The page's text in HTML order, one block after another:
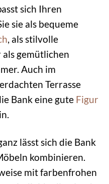
sich Ihren
sie als bequeme
, als stilvolle
gemütlichen
Auch im
Terrasse
Bank eine gute Figur
lässt sich die Bank
kombinieren.
mit farbenfrohen